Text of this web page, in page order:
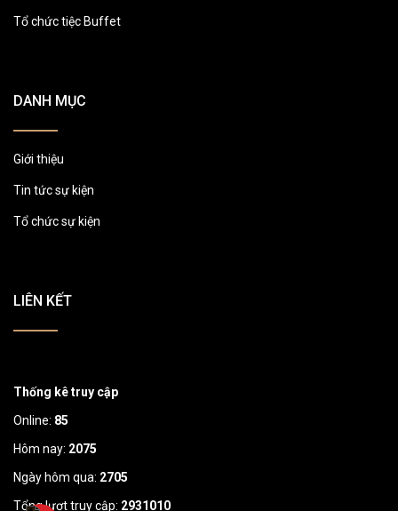
Tổ chức tiệc Buffet
DANH MỤC
Giới thiệu
Tin tức sự kiện
Tổ chức sự kiện
LIÊN KẾT
Thống kê truy cập
Online: 85
Hôm nay: 2075
Ngày hôm qua: 2705
Tổng lượt truy cập: 2931010